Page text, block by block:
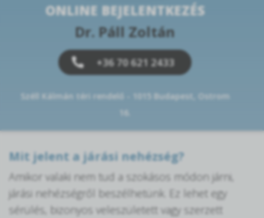
ONLINE BEJELENTKEZÉS
Dr. Páll Zoltán
+36 70 621 2433
Széll Kálmán téri rendelő - 1015 Budapest, Ostrom
16.
Mit jelent a járási nehézség?
Amikor valaki nem tud a szokásos módon járni,
járási nehézségről beszélhetünk. Ez lehet egy
sérülés, bizonyos veleszületett vagy szerzett